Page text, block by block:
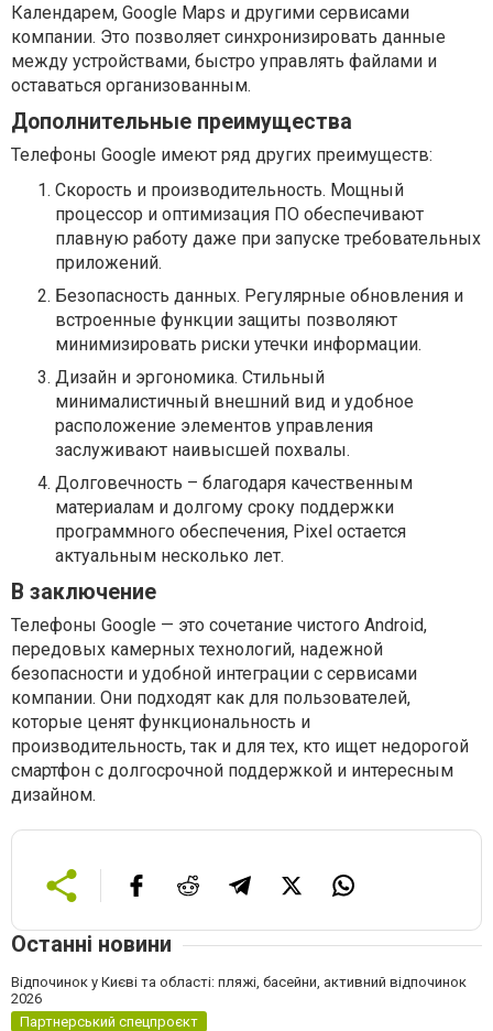
Календарем, Google Maps и другими сервисами
компании. Это позволяет синхронизировать данные
между устройствами, быстро управлять файлами и
оставаться организованным.
Дополнительные преимущества
Телефоны Google имеют ряд других преимуществ:
Скорость и производительность. Мощный
процессор и оптимизация ПО обеспечивают
плавную работу даже при запуске требовательных
приложений.
Безопасность данных. Регулярные обновления и
встроенные функции защиты позволяют
минимизировать риски утечки информации.
Дизайн и эргономика. Стильный
минималистичный внешний вид и удобное
расположение элементов управления
заслуживают наивысшей похвалы.
Долговечность – благодаря качественным
материалам и долгому сроку поддержки
программного обеспечения, Pixel остается
актуальным несколько лет.
В заключение
Телефоны Google — это сочетание чистого Android,
передовых камерных технологий, надежной
безопасности и удобной интеграции с сервисами
компании. Они подходят как для пользователей,
которые ценят функциональность и
производительность, так и для тех, кто ищет недорогой
смартфон с долгосрочной поддержкой и интересным
дизайном.
Останні новини
Відпочинок у Києві та області: пляжі, басейни, активний відпочинок
2026
Партнерський спецпроєкт